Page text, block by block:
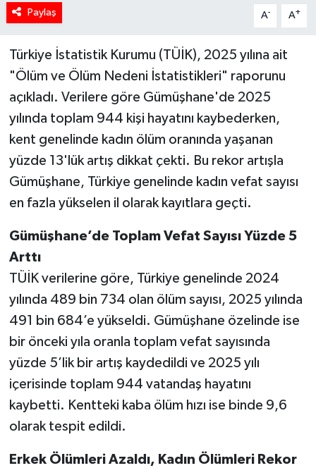
Paylaş A- A+
Türkiye İstatistik Kurumu (TÜİK), 2025 yılına ait
"Ölüm ve Ölüm Nedeni İstatistikleri" raporunu
açıkladı. Verilere göre Gümüşhane'de 2025
yılında toplam 944 kişi hayatını kaybederken,
kent genelinde kadın ölüm oranında yaşanan
yüzde 13'lük artış dikkat çekti. Bu rekor artışla
Gümüşhane, Türkiye genelinde kadın vefat sayısı
en fazla yükselen il olarak kayıtlara geçti.
Gümüşhane’de Toplam Vefat Sayısı Yüzde 5
Arttı
TÜİK verilerine göre, Türkiye genelinde 2024
yılında 489 bin 734 olan ölüm sayısı, 2025 yılında
491 bin 684’e yükseldi. Gümüşhane özelinde ise
bir önceki yıla oranla toplam vefat sayısında
yüzde 5’lik bir artış kaydedildi ve 2025 yılı
içerisinde toplam 944 vatandaş hayatını
kaybetti. Kentteki kaba ölüm hızı ise binde 9,6
olarak tespit edildi.
Erkek Ölümleri Azaldı, Kadın Ölümleri Rekor